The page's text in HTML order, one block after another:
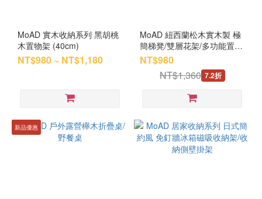
MoAD 實木收納系列 黑胡桃
木置物架 (40cm)
NT$980 ~ NT$1,180
MoAD 紐西蘭松木實木製 極
簡梯凳/雙層花架/多功能置物
架
NT$980
NT$1,360 7.2折
新品優惠